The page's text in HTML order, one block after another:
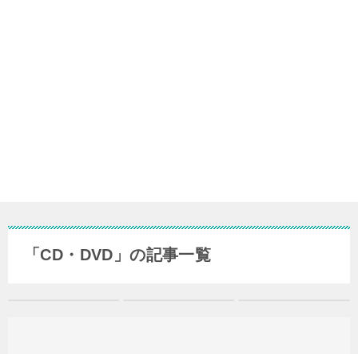
「CD・DVD」の記事一覧